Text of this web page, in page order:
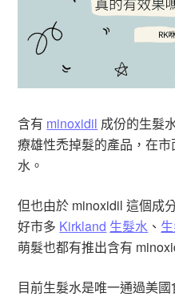
含有 minoxidil 成份的生髮
療雄性禿掉髮的產品，在
水。
但也由於 minoxidil 這個成
好市多 Kirkland 生髮水 、
萌髮也都有推出含有
目前生髮水是唯一通過美